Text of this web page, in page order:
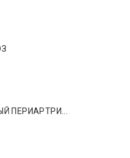
ПЕРИАРТРИ...